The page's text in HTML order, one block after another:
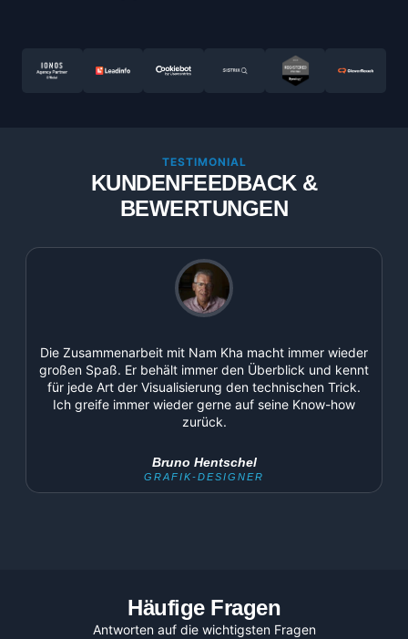
TESTIMONIAL
KUNDENFEEDBACK &
BEWERTUNGEN
Die Zusammenarbeit mit Nam Kha macht immer wieder
großen Spaß. Er behält immer den Überblick und kennt
für jede Art der Visualisierung den technischen Trick.
Ich greife immer wieder gerne auf seine Know-how
zurück.
Bruno Hentschel
GRAFIK-DESIGNER
Häufige Fragen
Antworten auf die wichtigsten Fragen